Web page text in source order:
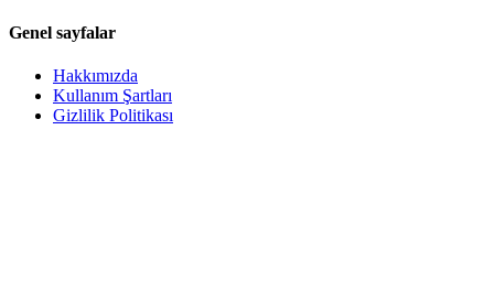
Genel sayfalar
Hakkımızda
Kullanım Şartları
Gizlilik Politikası